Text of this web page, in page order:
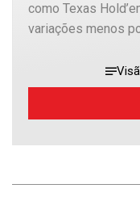
como Texas
variações menos